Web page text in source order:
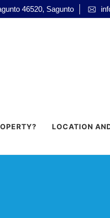
46520, Sagunto
LOCATION